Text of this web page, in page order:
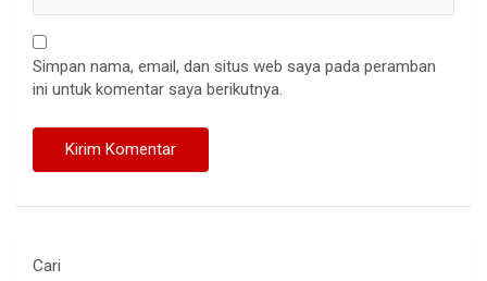
Simpan nama, email, dan situs web saya pada peramban
ini untuk komentar saya berikutnya.
Cari